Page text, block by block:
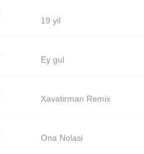
19 yil
Ey gul
Xavatirman Remix
Ona Nolasi